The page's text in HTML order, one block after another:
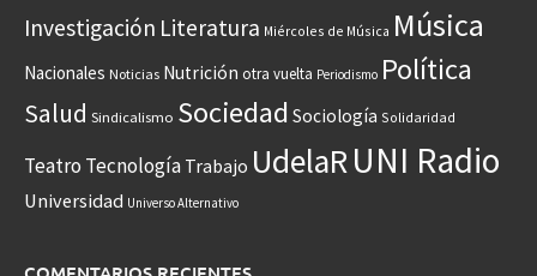
Investigación Literatura Miércoles de Música Música
Nacionales Noticias Nutrición otra vuelta Periodismo Política
Salud Sindicalismo Sociedad Sociología Solidaridad
Teatro Tecnología Trabajo UdelaRUNI Radio
Universidad Universo Alternativo